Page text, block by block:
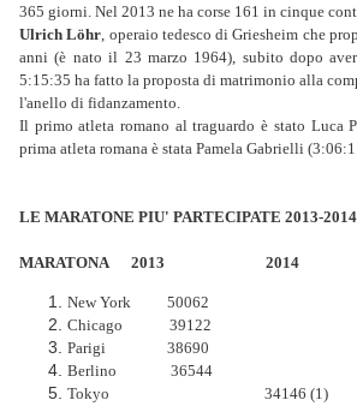
365 giorni. Nel 2013 ne ha corse 161 in cinque
Ulrich Löhr, operaio tedesco di Griesheim che
anni (è nato il 23 marzo 1964), subito dopo
5:15:35 ha fatto la proposta di matrimonio alla
l'anello di fidanzamento.
Il primo atleta romano al traguardo è stato Luca
prima atleta romana è stata Pamela Gabrielli
LE MARATONE PIU' PARTECIPATE 2013-2014
MARATONA 2013 2014
New York 50062
Chicago 39122
Parigi 38690
Berlino 36544
Tokyo
34146 (1)